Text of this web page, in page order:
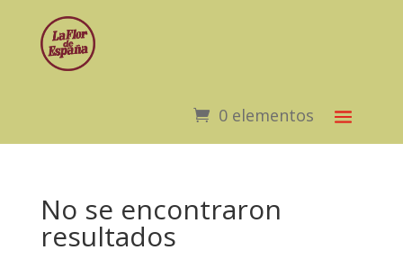
0 elementos
No se encontraron
resultados